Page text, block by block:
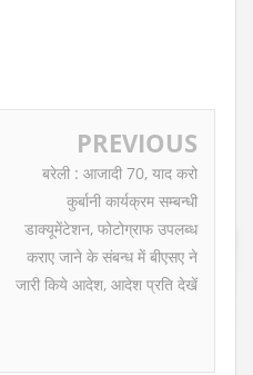
PREVIOUS
बरेली : आजादी 70, याद करो
कुर्बानी कार्यक्रम सम्बन्धी
डाक्यूमेंटेशन, फोटोग्राफ उपलब्ध
कराए जाने के संबन्ध में बीएसए ने
जारी किये आदेश, आदेश प्रति देखें